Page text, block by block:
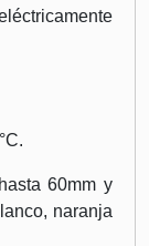
60mm y
naranja